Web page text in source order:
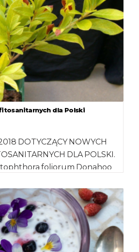
dla Polski
DOTYCZĄCY NOWYCH
DLA POLSKI.
foliorum Donahoo